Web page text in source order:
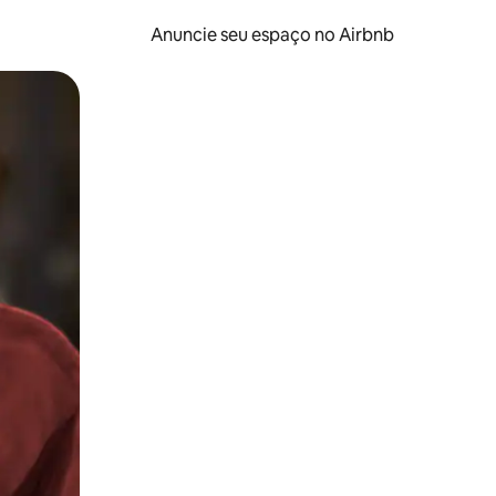
Anuncie seu espaço no Airbnb
o dedo na tela.